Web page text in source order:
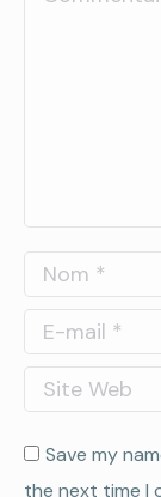
Nom *
E-mail *
Site Web
Save my
the next time I